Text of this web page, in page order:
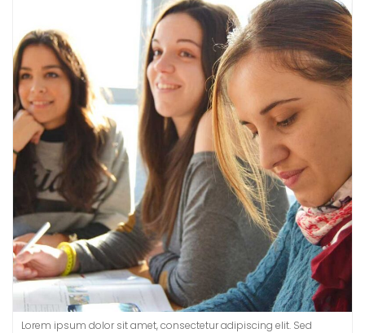
Lorem ipsum dolor sit amet, consectetur adipiscing elit. Sed